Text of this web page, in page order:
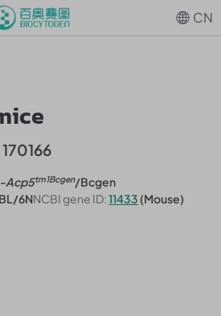
-Acp5tm1Bcgen/Bcgen
6NNCBI gene ID:11433 (Mouse)
CN